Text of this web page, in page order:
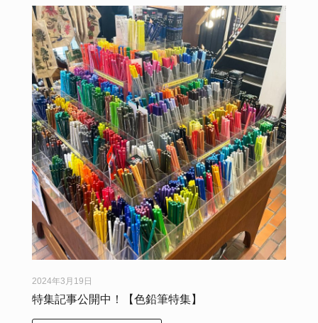
2024年3月19日
特集記事公開中！【色鉛筆特集】